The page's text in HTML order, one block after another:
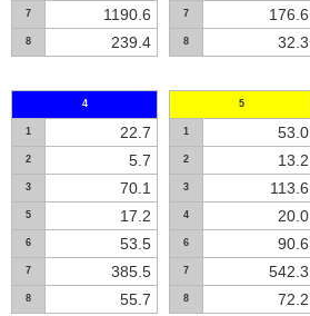
7 1190.6
8 239.4
7 176.6
8 32.3
4
1 22.7
2 5.7
3 70.1
5 17.2
6 53.5
7 385.5
8 55.7
5
1 53.0
2 13.2
3 113.6
4 20.0
6 90.6
7 542.3
8 72.2